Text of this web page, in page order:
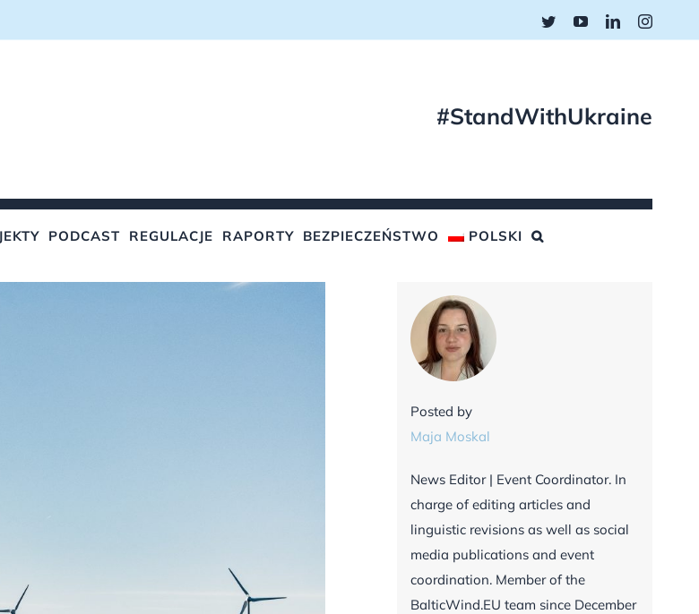
TwitterYouTubeLinkedIn
#StandWithUkraine
PODCAST REGULACJE RAPORTY BEZPIECZEŃSTWO POLSKI
Posted by
Maja Moskal
News Editor | Event Coordinator. In
charge of editing articles and
linguistic revisions as well as social
media publications and event
coordination. Member of the
BalticWind.EU team since December